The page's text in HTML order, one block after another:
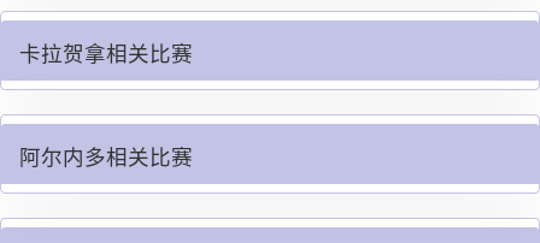
卡拉贺拿相关比赛
阿尔内多相关比赛